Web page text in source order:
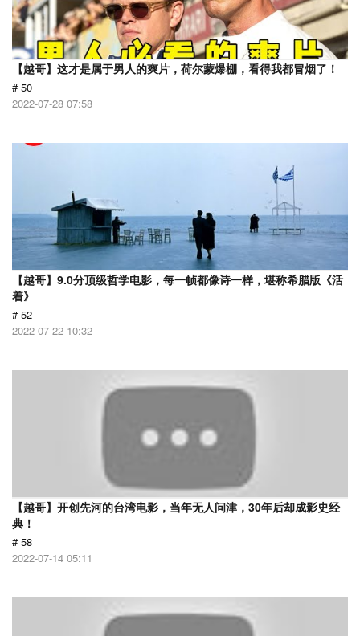
【越哥】这才是属于男人的爽片，荷尔蒙爆棚，看得我都冒烟了！
# 50
2022-07-28 07:58
【越哥】9.0分顶级哲学电影，每一帧都像诗一样，堪称希腊版《活
着》
# 52
2022-07-22 10:32
【越哥】开创先河的台湾电影，当年无人问津，30年后却成影史经
典！
# 58
2022-07-14 05:11